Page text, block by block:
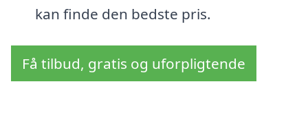
kan finde den bedste pris.
Få tilbud, gratis og uforpligtende